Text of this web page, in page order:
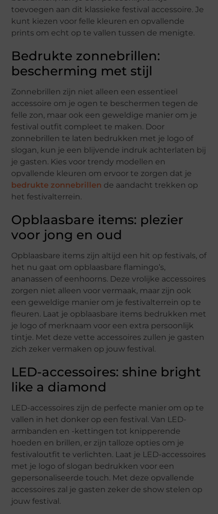
toevoegen aan dit klassieke festival accessoire. Je
kunt kiezen voor felle kleuren en opvallende
prints om echt op te vallen tussen de menigte.
Bedrukte zonnebrillen:
bescherming met stijl
Zonnebrillen zijn niet alleen een essentieel
accessoire om je ogen te beschermen tegen de
felle zon, maar ook een geweldige manier om je
festival outfit compleet te maken. Door
zonnebrillen te laten bedrukken met je logo of
slogan, kun je een blijvende indruk achterlaten bij
je gasten. Kies voor trendy modellen en
opvallende kleuren om ervoor te zorgen dat je
bedrukte zonnebrillen de aandacht trekken op
het festivalterrein.
Opblaasbare items: plezier
voor jong en oud
Opblaasbare items zijn altijd een hit op festivals, of
het nu gaat om opblaasbare flamingo’s,
ananassen of eenhoorns. Deze vrolijke accessoires
zorgen niet alleen voor vermaak, maar zijn ook
een geweldige manier om je festivalterrein op te
fleuren. Laat je opblaasbare items bedrukken met
je logo of merknaam voor een extra persoonlijk
tintje. Met deze vette accessoires zullen je gasten
zich zeker vermaken op jouw festival.
LED-accessoires: shine bright
like a diamond
LED-accessoires zijn de perfecte manier om op te
vallen in het donker op een festival. Van LED-
armbanden en -kettingen tot knipperende
hoeden en brillen, er zijn talloze opties om je
festivaloutfit te verlichten. Laat je LED-accessoires
met je logo of slogan bedrukken voor een
gepersonaliseerde touch. Met deze opvallende
accessoires zal je gasten zeker de show stelen op
jouw festival.